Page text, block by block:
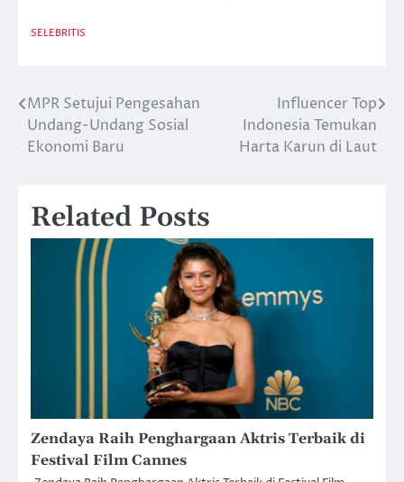
SELEBRITIS
Post
navigation
MPR Setujui Pengesahan
Undang-Undang Sosial
Ekonomi Baru
Influencer Top
Indonesia Temukan
Harta Karun di Laut
Related Posts
Zendaya Raih Penghargaan Aktris Terbaik di
Festival Film Cannes